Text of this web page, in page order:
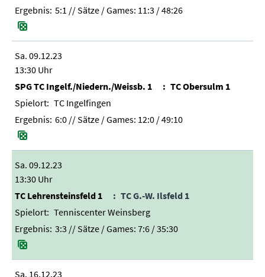
5:1 // Sätze / Games: 11:3 / 48:26
Sa. 09.12.23
13:30 Uhr
SPG TC Ingelf./Niedern./Weissb. 1
TC Obersulm 1
TC Ingelfingen
6:0 // Sätze / Games: 12:0 / 49:10
Sa. 09.12.23
13:30 Uhr
TC Lehrensteinsfeld 1
TC G.-W. Ilsfeld 1
Tenniscenter Weinsberg
3:3 // Sätze / Games: 7:6 / 35:30
Sa. 16.12.23